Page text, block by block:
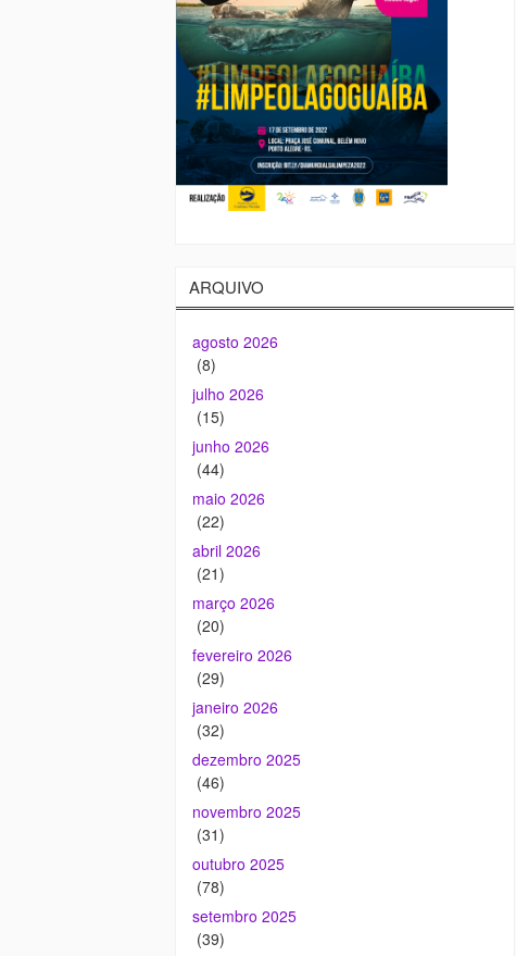
ARQUIVO
agosto 2026
(8)
julho 2026
(15)
junho 2026
(44)
maio 2026
(22)
abril 2026
(21)
março 2026
(20)
fevereiro 2026
(29)
janeiro 2026
(32)
dezembro 2025
(46)
novembro 2025
(31)
outubro 2025
(78)
setembro 2025
(39)